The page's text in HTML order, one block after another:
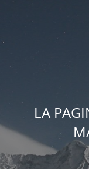
LA